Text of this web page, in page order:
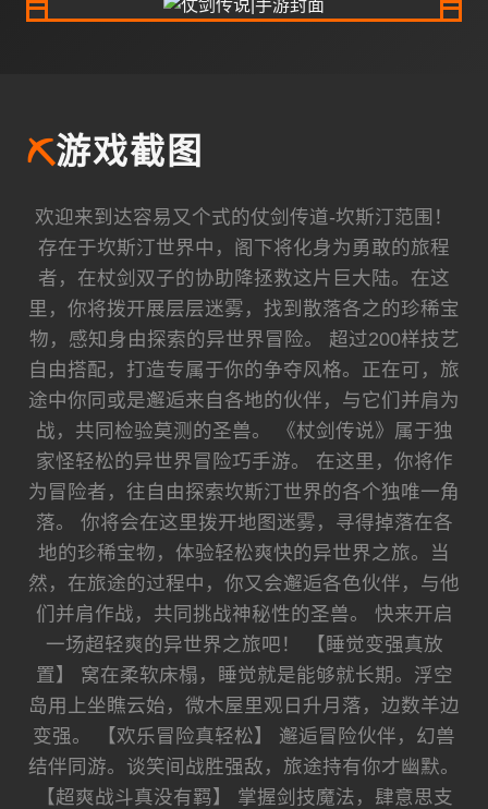
⛏️游戏截图
欢迎来到达容易又个式的仗剑传道-坎斯汀范围！
存在于坎斯汀世界中，阁下将化身为勇敢的旅程
者，在杖剑双子的协助降拯救这片巨大陆。在这
里，你将拨开展层层迷雾，找到散落各之的珍稀宝
物，感知身由探索的异世界冒险。 超过200样技艺
自由搭配，打造专属于你的争夺风格。正在可，旅
途中你同或是邂逅来自各地的伙伴，与它们并肩为
战，共同检验莫测的圣兽。 《杖剑传说》属于独
家怪轻松的异世界冒险巧手游。 在这里，你将作
为冒险者，往自由探索坎斯汀世界的各个独唯一角
落。 你将会在这里拨开地图迷雾，寻得掉落在各
地的珍稀宝物，体验轻松爽快的异世界之旅。当
然，在旅途的过程中，你又会邂逅各色伙伴，与他
们并肩作战，共同挑战神秘性的圣兽。 快来开启
一场超轻爽的异世界之旅吧！ 【睡觉变强真放
置】 窝在柔软床榻，睡觉就是能够就长期。浮空
岛用上坐瞧云始，微木屋里观日升月落，边数羊边
变强。 【欢乐冒险真轻松】 邂逅冒险伙伴，幻兽
结伴同游。谈笑间战胜强敌，旅途持有你才幽默。
【超爽战斗真没有羁】 掌握剑技魔法，肆意思支